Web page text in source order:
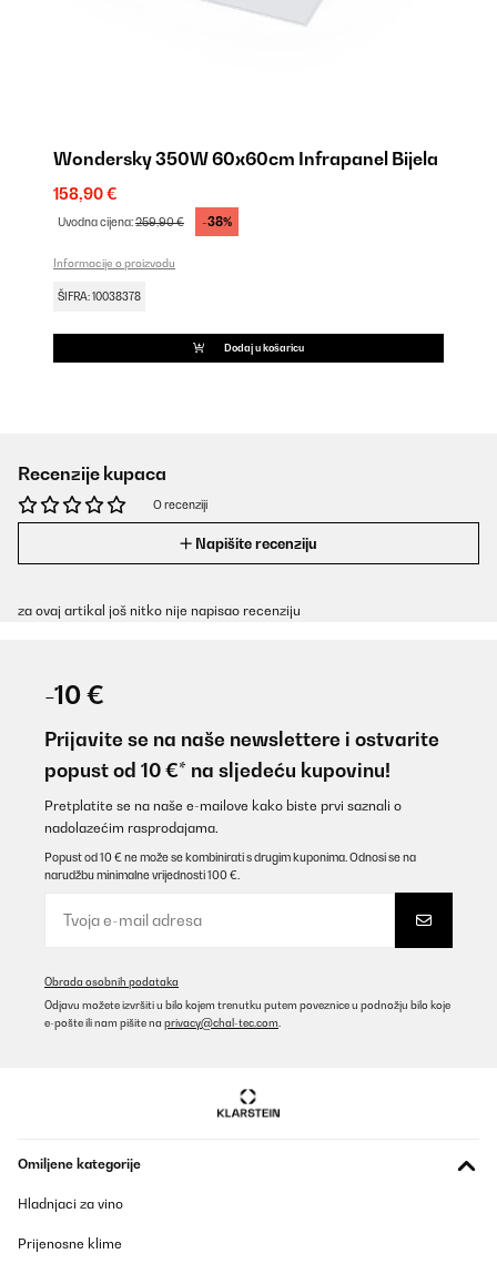
Wondersky 350W 60x60cm Infrapanel Bijela
158,90 €
Uvodna cijena:259,90 € -38%
Informacije o proizvodu
ŠIFRA: 10038378
Dodaj u košaricu
Recenzije kupaca
O recenziji
Napišite recenziju
za ovaj artikal još nitko nije napisao recenziju
-10 €
Prijavite se na naše newslettere i ostvarite
popust od 10 €* na sljedeću kupovinu!
Pretplatite se na naše e-mailove kako biste prvi saznali o
nadolazećim rasprodajama.
Popust od 10 € ne može se kombinirati s drugim kuponima. Odnosi se na
narudžbu minimalne vrijednosti 100 €.
Obrada osobnih podataka
Odjavu možete izvršiti u bilo kojem trenutku putem poveznice u podnožju bilo koje
e-pošte ili nam pišite na privacy@chal-tec.com
Omiljene kategorije
Hladnjaci za vino
Prijenosne klime